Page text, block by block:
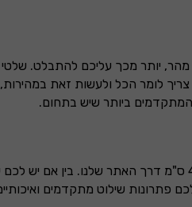
מהר, יותר מכך עליכם להתבלט. שלטי
לומר הכל ולעשות זאת
ביותר שיש בתחום.
ס"מ דרך האתר שלנו. בין אם יש לכם
שילוט מתקדמים